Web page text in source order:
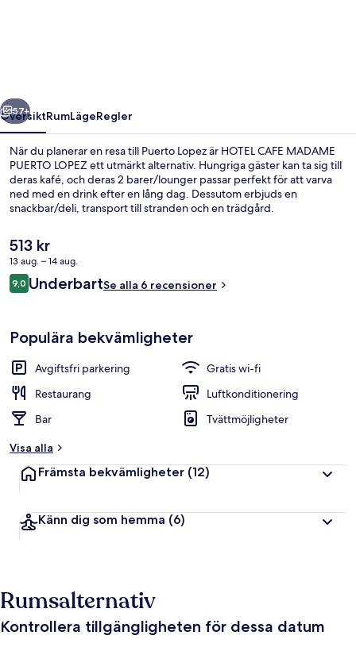
Nära stranden och gratis transport
Nästa
57+
ÖversiktRumLägeRegler
När du planerar en resa till Puerto Lopez är HOTEL CAFE MADAME
PUERTO LOPEZ ett utmärkt alternativ. Hungriga gäster kan ta sig till
deras kafé, och deras 2 barer/lounger passar perfekt för att varva
ned med en drink efter en lång dag. Dessutom erbjuds en
snackbar/deli, transport till stranden och en trädgård.
Det
nuvarande
priset
är
513 kr
13 aug. – 14 aug.
Recensioner
9,09,0 av 10,
UnderbartSe alla 6 recensioner
Populära bekvämligheter
Avgiftsfri parkering
Gratis wi-fi
Restaurang
Luftkonditionering
Bar
Tvättmöjligheter
Visa alla
Främsta bekvämligheter (12)
Känn dig som hemma (6)
Rumsalternativ
Kontrollera tillgängligheten för dessa datum